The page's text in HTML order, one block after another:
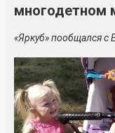
многодетном
«Яркуб» пообщался с